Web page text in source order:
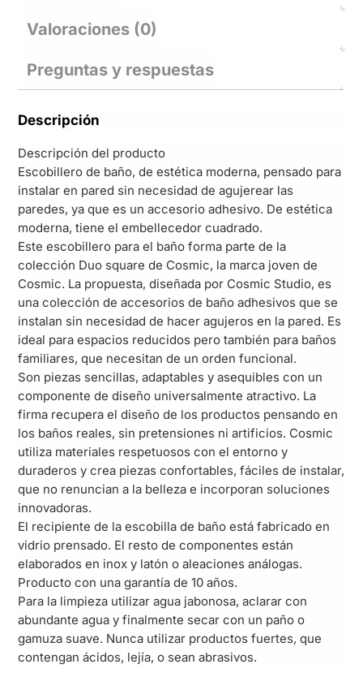
Valoraciones (0)
Preguntas y respuestas
Descripción
Descripción del producto
Escobillero de baño, de estética moderna, pensado para
instalar en pared sin necesidad de agujerear las
paredes, ya que es un accesorio adhesivo. De estética
moderna, tiene el embellecedor cuadrado.
Este escobillero para el baño forma parte de la
colección Duo square de Cosmic, la marca joven de
Cosmic. La propuesta, diseñada por Cosmic Studio, es
una colección de accesorios de baño adhesivos que se
instalan sin necesidad de hacer agujeros en la pared. Es
ideal para espacios reducidos pero también para baños
familiares, que necesitan de un orden funcional.
Son piezas sencillas, adaptables y asequibles con un
componente de diseño universalmente atractivo. La
firma recupera el diseño de los productos pensando en
los baños reales, sin pretensiones ni artificios. Cosmic
utiliza materiales respetuosos con el entorno y
duraderos y crea piezas confortables, fáciles de instalar,
que no renuncian a la belleza e incorporan soluciones
innovadoras.
El recipiente de la escobilla de baño está fabricado en
vidrio prensado. El resto de componentes están
elaborados en inox y latón o aleaciones análogas.
Producto con una garantía de 10 años.
Para la limpieza utilizar agua jabonosa, aclarar con
abundante agua y finalmente secar con un paño o
gamuza suave. Nunca utilizar productos fuertes, que
contengan ácidos, lejía, o sean abrasivos.